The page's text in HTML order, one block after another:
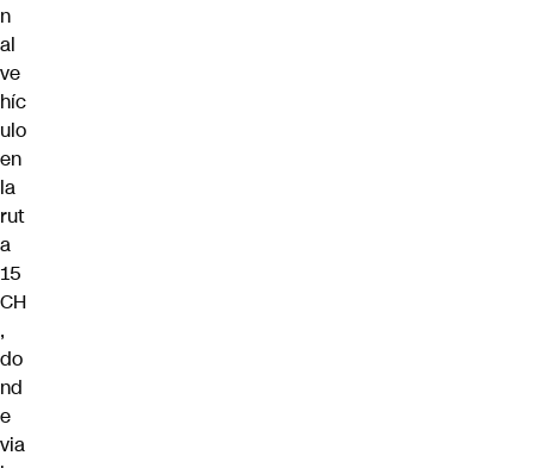
n
al
ve
híc
ulo
en
la
rut
a
15
CH
,
do
nd
e
via